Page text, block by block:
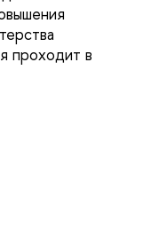
проходит в